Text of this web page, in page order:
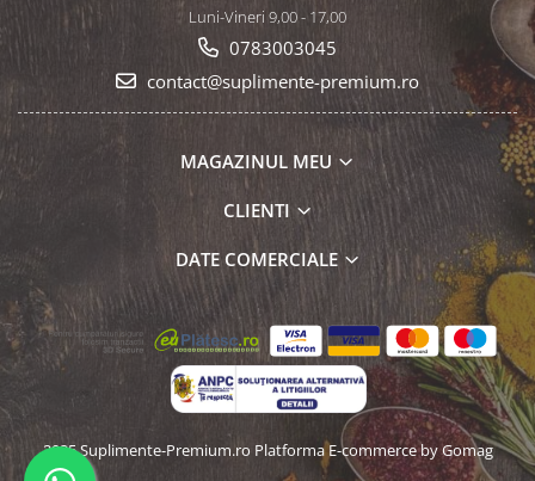
Luni-Vineri 9,00 - 17,00
0783003045
contact@suplimente-premium.ro
MAGAZINUL MEU
CLIENTI
DATE COMERCIALE
2025 Suplimente-Premium.ro Platforma E-commerce by Gomag